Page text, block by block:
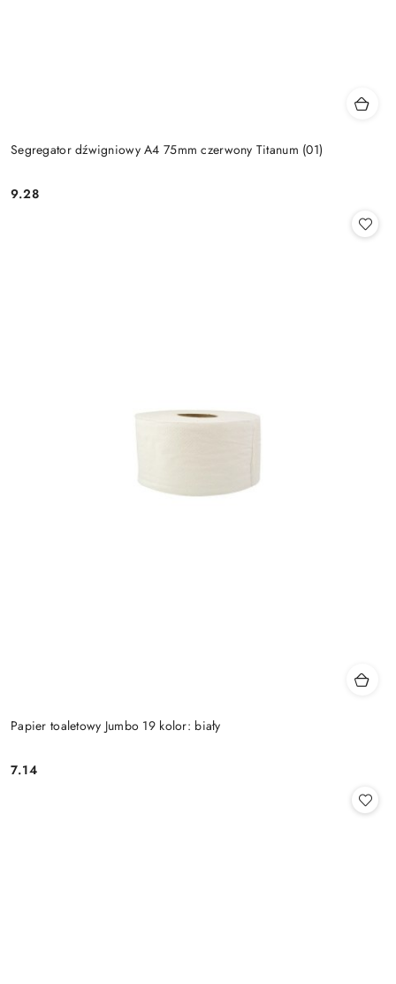
Segregator dźwigniowy A4 75mm czerwony Titanum (01)
Cena:
9.28
Papier toaletowy Jumbo 19 kolor: biały
Cena:
7.14